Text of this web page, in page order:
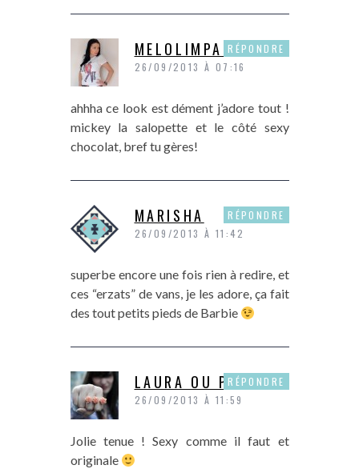
MELOLIMPARFAITE
26/09/2013 À 07:16
ahhha ce look est dément j’adore tout !
mickey la salopette et le côté sexy
chocolat, bref tu gères!
RÉPONDRE
MARISHA
26/09/2013 À 11:42
superbe encore une fois rien à redire, et
ces “erzats” de vans, je les adore, ça fait
des tout petits pieds de Barbie
RÉPONDRE
LAURA OU PAS
26/09/2013 À 11:59
Jolie tenue ! Sexy comme il faut et
originale
RÉPONDRE